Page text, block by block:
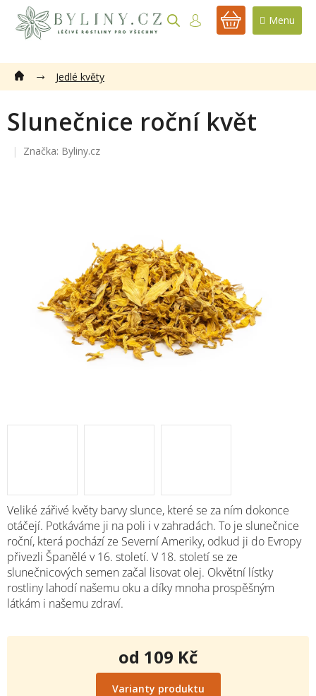
obsah
NÁKUPNÍ
Jedlé květy
Slunečnice roční květ
Značka: Byliny.cz
Veliké zářivé květy barvy slunce, které se za ním dokonce
otáčejí. Potkáváme ji na poli i v zahradách. To je slunečnice
roční, která pochází ze Severní Ameriky, odkud ji do Evropy
přivezli Španělé v 16. století. V 18. století se ze
slunečnicových semen začal lisovat olej. Okvětní lístky
rostliny lahodí našemu oku a díky mnoha prospěšným
látkám i našemu zdraví.
od 109 Kč
Měrná
cena:
Varianty produktu